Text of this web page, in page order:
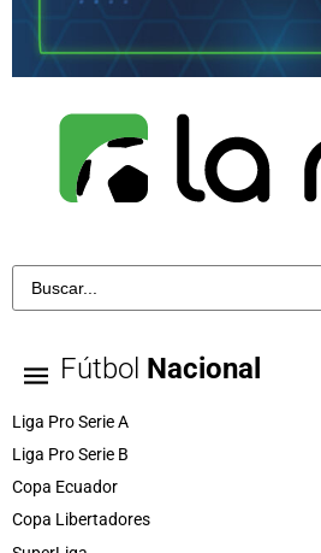
Fútbol Nacional
Liga Pro Serie A
Liga Pro Serie B
Copa Ecuador
Copa Libertadores